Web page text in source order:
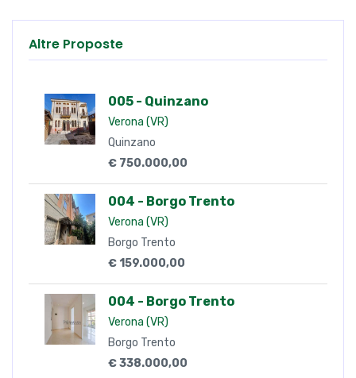
Altre Proposte
005 - Quinzano
Verona (VR)
Quinzano
€ 750.000,00
004 - Borgo Trento
Verona (VR)
Borgo Trento
€ 159.000,00
004 - Borgo Trento
Verona (VR)
Borgo Trento
€ 338.000,00